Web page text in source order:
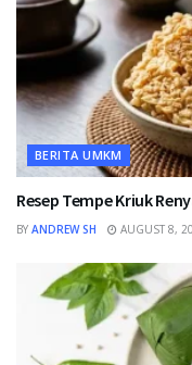
BERITA UMKM
Resep Tempe Kriuk
BY ANDREW SH AUGUST 8,